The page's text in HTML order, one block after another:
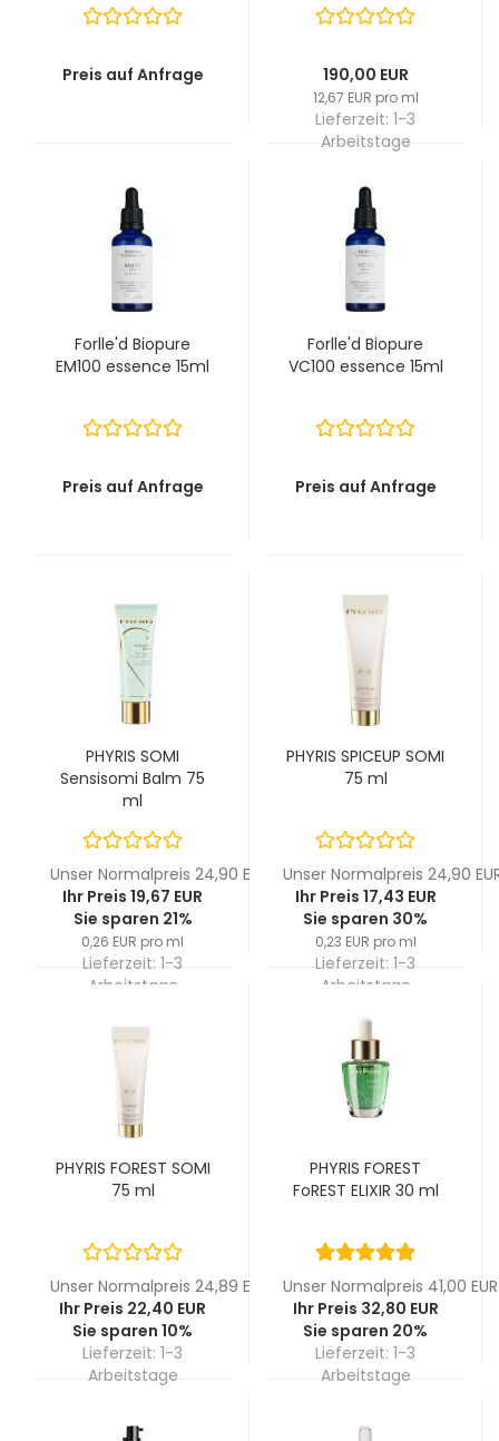
Preis auf Anfrage 190,00 EUR
12,67 EUR pro ml
Lieferzeit: 1-3
Arbeitstage
Forlle'd Biopure
EM100 essence 15ml
Preis auf Anfrage
Forlle'd Biopure
VC100 essence 15ml
Preis auf Anfrage
PHYRIS SOMI
Sensisomi Balm 75
ml
Unser Normalpreis 24,90 EUR
Ihr Preis 19,67 EUR
Sie sparen 21%
0,26 EUR pro ml
Lieferzeit: 1-3
Arbeitstage
PHYRIS SPICEUP SOMI
75 ml
Unser Normalpreis 24,90
Ihr Preis 17,43 EUR
Sie sparen 30%
0,23 EUR pro ml
Lieferzeit: 1-3
Arbeitstage
PHYRIS FOREST SOMI
75 ml
Unser Normalpreis 24,89 EUR
Ihr Preis 22,40 EUR
Sie sparen 10%
Lieferzeit: 1-3
Arbeitstage
PHYRIS FOREST
FoREST ELIXIR 30 ml
Unser Normalpreis 41,00 EUR
Ihr Preis 32,80 EUR
Sie sparen 20%
Lieferzeit: 1-3
Arbeitstage